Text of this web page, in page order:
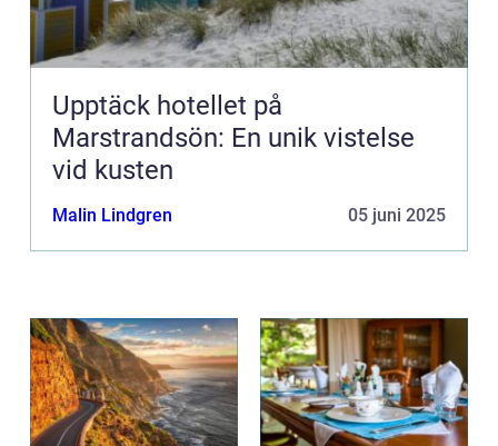
Upptäck hotellet på
Marstrandsön: En unik vistelse
vid kusten
Malin Lindgren 05 juni 2025